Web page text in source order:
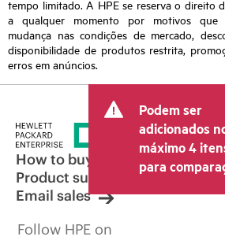
tempo limitado. A HPE se reserva o direito
a qualquer momento por motivos que
mudança nas condições de mercado,
disponibilidade de produtos restrita,
erros em anúncios.
Podem ser
adicionados
máximo 4
para
How to buy
Product support
Email sales
Follow HPE on